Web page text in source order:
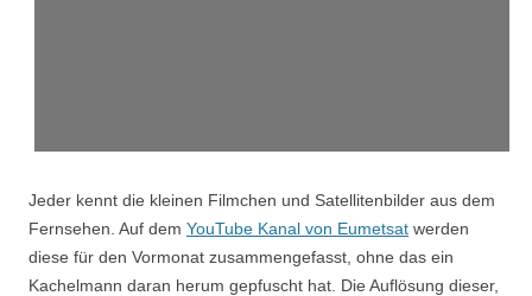
Jeder kennt die kleinen Filmchen und Satellitenbilder aus dem
Fernsehen. Auf dem YouTube Kanal von Eumetsat werden
diese für den Vormonat zusammengefasst, ohne das ein
Kachelmann daran herum gepfuscht hat. Die Auflösung dieser,